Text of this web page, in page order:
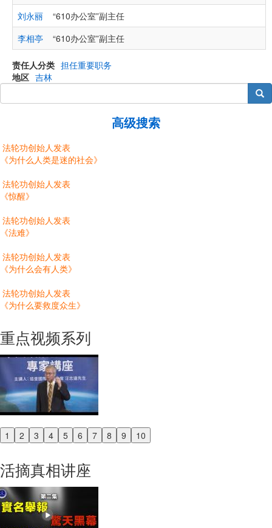
刘永丽
“610办公室”副主任
李相亭
“610办公室”副主任
责任人分类 担任重要职务
地区 吉林
搜索
高级搜索
法轮功创始人发表
《为什么人类是迷的社会》
法轮功创始人发表
《惊醒》
法轮功创始人发表
《法难》
法轮功创始人发表
《为什么会有人类》
法轮功创始人发表
《为什么要救度众生》
重点视频系列
1 2 3 4 5 6 7 8 9 10
Previous
活摘真相讲座